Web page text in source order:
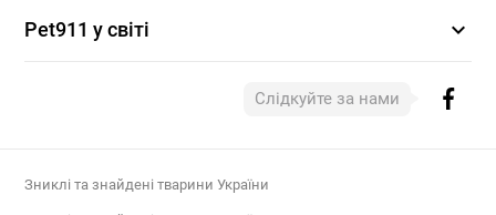
Pet911 у світі expand_more
Слідкуйте за нами
Зниклі та знайдені тварини України